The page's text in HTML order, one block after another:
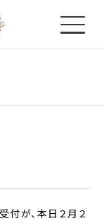
付が、本日２月２